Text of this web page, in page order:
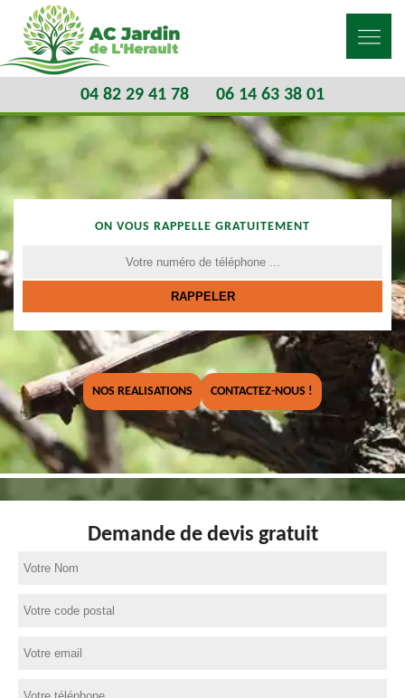
04 82 29 41 78 06 14 63 38 01
ON VOUS RAPPELLE GRATUITEMENT
NOS REALISATIONS CONTACTEZ-NOUS !
Demande de devis gratuit